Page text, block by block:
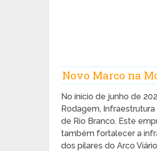
Novo Marco na
No início de junho de
Rodagem,
de Rio Branco. Este
também fortalecer a
dos pilares do Arco